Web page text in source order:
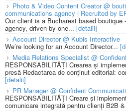
Photo & Video Content Creator @
communications agency | Recruited by
Our client is a Bucharest based
agency, driven by one... [detalii]
Account Director @ Kubis Interactive
We’re looking for an Account Director...
Media Relations Specialist @
RESPONSABILITĂȚI Crearea și
presă Redactarea de conținut editorial:
[detalii]
PR Manager @ Confident
RESPONSABILITĂȚI Creare și
comunicare integrată pentru clienți B2B